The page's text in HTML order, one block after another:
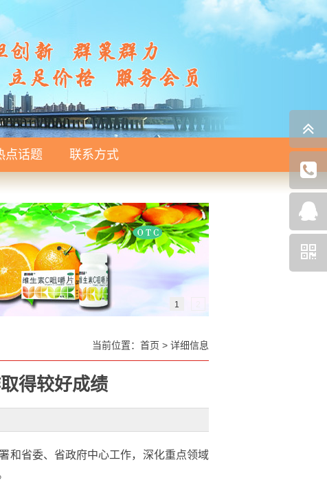
点话题 联系方式
1
当前位置： 首页 > 详细信息
得较好成绩
省委、省政府中心工作，深化重点领域